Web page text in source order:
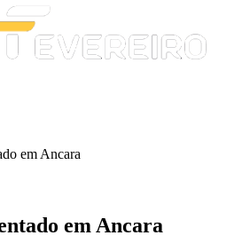
em Ancara
em Ancara